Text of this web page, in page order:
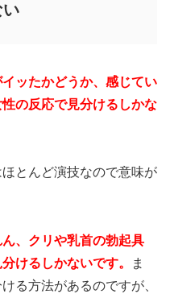
い
ッたかどうか、感じてい
の反応で見分けるしかな
とんど演技なので意味が
、クリや乳首の勃起具
けるしかないです。
ま
る方法があるのですが、